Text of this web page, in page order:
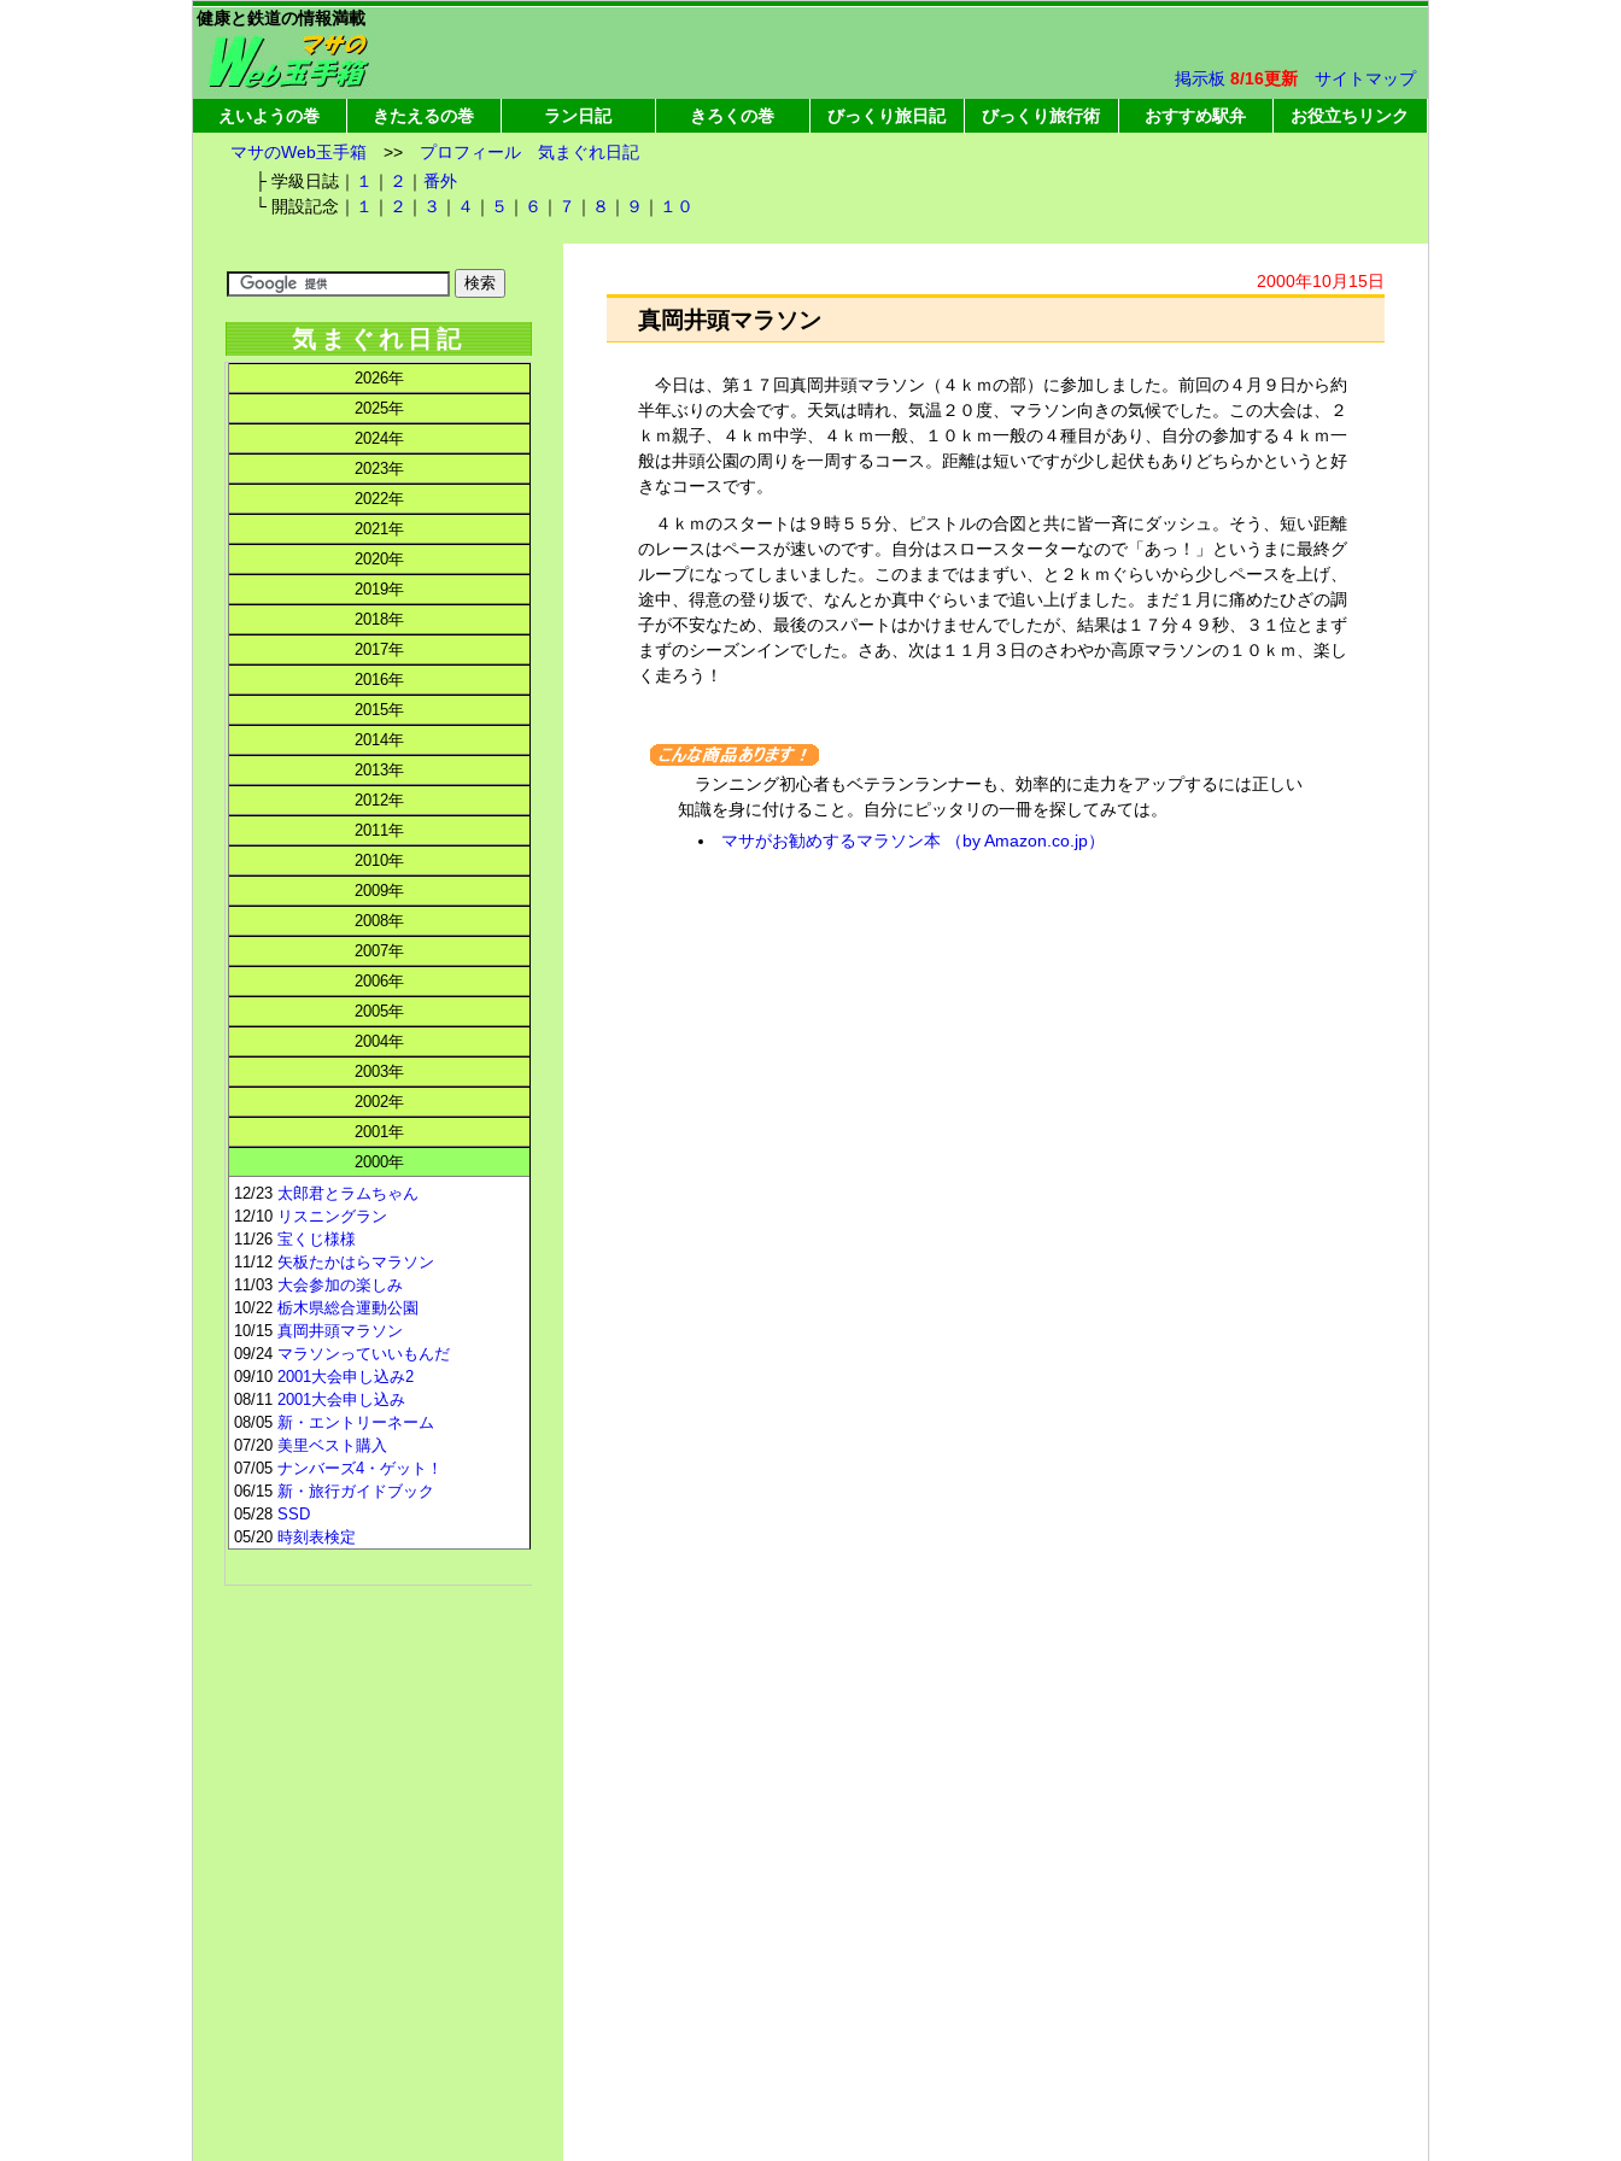
健康と鉄道の情報満載
掲示板 8/16更新
サイトマップ
えいようの巻
きたえるの巻 ラン日記 きろくの巻 びっくり旅日記 びっくり旅行術 おすすめ駅弁
お役立ちリンク
マサのWeb玉手箱>> プロフィール
気まぐれ日記
├ 学級日誌｜ １ ｜ ２ ｜番外
└ 開設記念｜ １ ｜ ２ ｜ ３ ｜ ４ ｜ ５ ｜ ６ ｜ ７ ｜ ８ ｜ ９ ｜ １０
2000年10月15日
真岡井頭マラソン
今日は、第１７回真岡井頭マラソン（４ｋｍの部）に参加しました。前回の４月９日から約
半年ぶりの大会です。天気は晴れ、気温２０度、マラソン向きの気候でした。この大会は、２
ｋｍ親子、４ｋｍ中学、４ｋｍ一般、１０ｋｍ一般の４種目があり、自分の参加する４ｋｍ一
般は井頭公園の周りを一周するコース。距離は短いですが少し起伏もありどちらかというと好
きなコースです。
４ｋｍのスタートは９時５５分、ピストルの合図と共に皆一斉にダッシュ。そう、短い距離
のレースはペースが速いのです。自分はスロースターターなので「あっ！」というまに最終グ
ループになってしまいました。このままではまずい、と２ｋｍぐらいから少しペースを上げ、
途中、得意の登り坂で、なんとか真中ぐらいまで追い上げました。まだ１月に痛めたひざの調
子が不安なため、最後のスパートはかけませんでしたが、結果は１７分４９秒、３１位とまず
まずのシーズンインでした。さあ、次は１１月３日のさわやか高原マラソンの１０ｋｍ、楽し
く走ろう！
ランニング初心者もベテランランナーも、効率的に走力をアップするには正しい
知識を身に付けること。自分にピッタリの一冊を探してみては。
マサがお勧めするマラソン本 （by Amazon.co.jp）
気まぐれ日記